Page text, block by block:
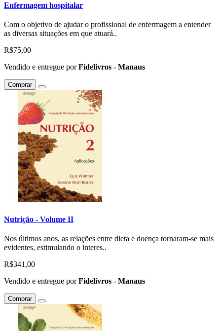
Enfermagem hospitalar
Com o objetivo de ajudar o profissional de enfermagem a entender
as diversas situações em que atuará..
R$75,00
Vendido e entregue porFidelivros - Manaus
Comprar
Nutrição - Volume II
Nos últimos anos, as relações entre dieta e doença tornaram-se mais
evidentes, estimulando o interes..
R$341,00
Vendido e entregue porFidelivros - Manaus
Comprar